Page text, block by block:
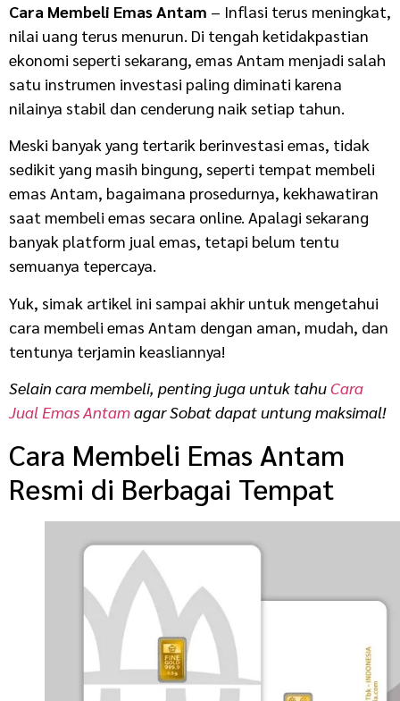
Cara Membeli Emas Antam – Inflasi terus meningkat,
nilai uang terus menurun. Di tengah ketidakpastian
ekonomi seperti sekarang, emas Antam menjadi salah
satu instrumen investasi paling diminati karena
nilainya stabil dan cenderung naik setiap tahun.
Meski banyak yang tertarik berinvestasi emas, tidak
sedikit yang masih bingung, seperti tempat membeli
emas Antam, bagaimana prosedurnya, kekhawatiran
saat membeli emas secara online. Apalagi sekarang
banyak platform jual emas, tetapi belum tentu
semuanya tepercaya.
Yuk, simak artikel ini sampai akhir untuk mengetahui
cara membeli emas Antam dengan aman, mudah, dan
tentunya terjamin keasliannya!
Selain cara membeli, penting juga untuk tahuCara
Jual Emas Antamagar Sobat dapat untung maksimal!
Cara Membeli Emas Antam
Resmi di Berbagai Tempat